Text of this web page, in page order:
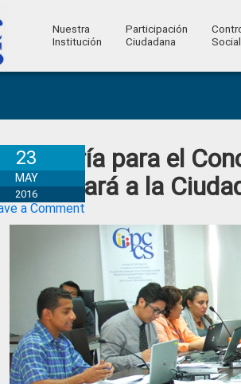
Nuestra
Institución
Participación
Ciudadana
Social
Veeduría para el
Informará a la
23
MAY
2016
a Comment